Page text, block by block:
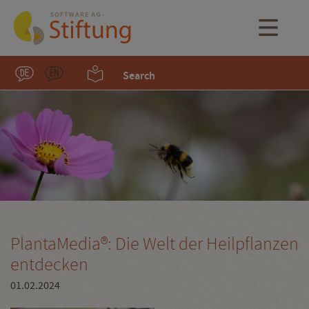
Search
PlantaMedia®: Die Welt der Heilpflanzen
entdecken
01.02.2024